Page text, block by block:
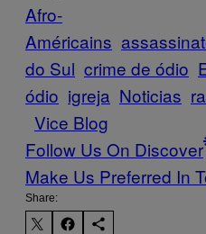
Afro-
Américains
do Sul crime de ódio
ódio igreja Noticias
Vice Blog
Follow Us On Discover
Make Us Preferred In
Share: